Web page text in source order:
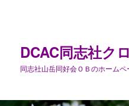
DCAC同志社ク
同志社山岳同好会ＯＢのホームペ